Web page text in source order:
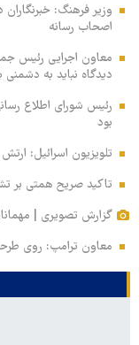
وزیر فرهنگ: خبرنگاران
اصحاب رسانه
معاون اجرایی رئیس
دیدگاه نباید به
رئیس شورای اطلاع
بود
تلویزیون اسرائیل:
تاکید صریح همتی بر
گزارش تصویری |
معاون ترامپ: روی